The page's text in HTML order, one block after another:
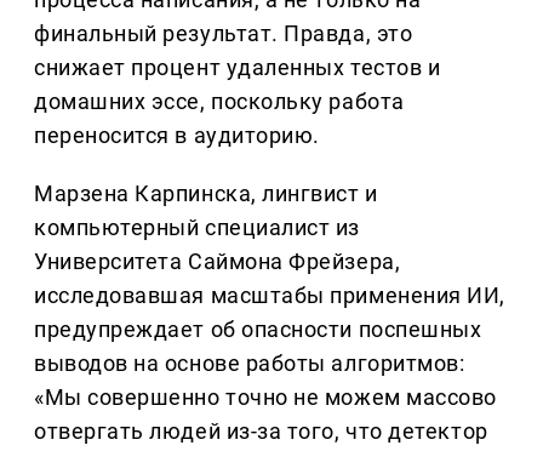
финальный результат. Правда, это
снижает процент удаленных тестов и
домашних эссе, поскольку работа
переносится в аудиторию.
Марзена Карпинска, лингвист и
компьютерный специалист из
Университета Саймона Фрейзера,
исследовавшая масштабы применения ИИ,
предупреждает об опасности поспешных
выводов на основе работы алгоритмов:
«Мы совершенно точно не можем массово
отвергать людей из-за того, что детектор